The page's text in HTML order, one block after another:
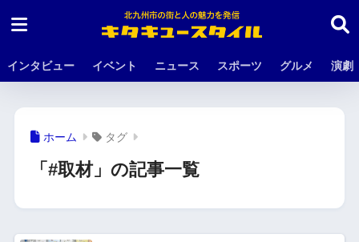
インタビュー イベント ニュース スポーツ グルメ 演劇
ホーム タグ
「#取材」の記事一覧